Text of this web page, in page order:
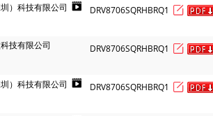
）科技有限公司 DRV8706SQRHBRQ1
技有限公司 DRV8706SQRHBRQ1
）科技有限公司 DRV8706SQRHBRQ1